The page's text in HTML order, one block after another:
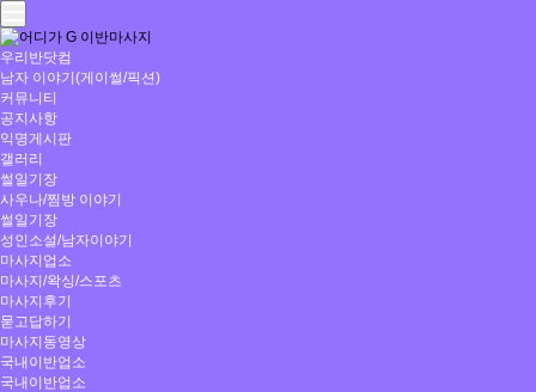
우리반닷컴
남자 이야기(게이썰/픽션)
커뮤니티
공지사항
익명게시판
갤러리
썰일기장
사우나/찜방 이야기
썰일기장
성인소설/남자이야기
마사지업소
마사지/왁싱/스포츠
마사지후기
묻고답하기
마사지동영상
국내이반업소
국내이반업소